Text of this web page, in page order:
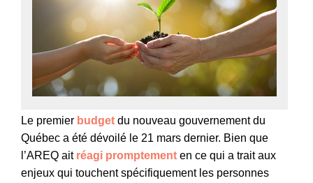
Le premier budget du nouveau gouvernement du
Québec a été dévoilé le 21 mars dernier. Bien que
l’AREQ ait réagi promptement en ce qui a trait aux
enjeux qui touchent spécifiquement les personnes